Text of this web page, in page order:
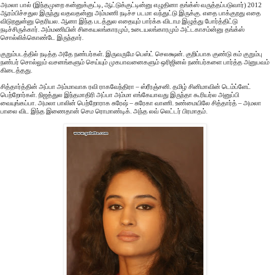
அமலா பால் (இந்தமுறை கன்னுக்குட்டி, ஆட்டுக்குட்டின்னு எழுதினா தங்க்ஸ் வருத்தப்படுவார்) 2012
ஆரம்பிச்சதுல இருந்து வதவதன்னு அம்மணி நடிச்ச படமா வந்துட்டு இருக்கு. எதை பாக்குறது எதை
விடுறதுன்னு தெரியல. ஆனா இந்த படத்துல எதையும் பார்க்க விடாம இழுத்து போர்த்திட்டு
நடிச்சிருக்கார். அம்மணியின் சிகையலங்காரமும், உடையலங்காரமும் அட்டகாசம்ன்னு தங்க்ஸ்
சொல்லிக்கொண்டே இருந்தார்.
குறும்படத்தில் நடித்த அதே நண்பர்கள். இருவருமே பெஸ்ட் செலக்ஷன். குறிப்பாக குண்டு கம் குறும்பு
நண்பர் சொல்லும் வசனங்களும் செய்யும் முகபாவனைகளும் ஒரிஜினல் நண்பர்களை பார்த்த அனுபவம்
கிடைத்தது.
சித்தார்த்தின் அப்பா அம்மாவாக ரவி ராகவேந்திரா – ஸ்ரீரஞ்சனி. தமிழ் சினிமாவின் டெம்ப்ளேட்
பெற்றோர்கள். நிஜத்துல இந்தமாதிரி அப்பா அம்மா எங்கேயாவது இருந்தா கூரியர்ல அனுப்பி
வையுங்கப்பா. அமலா பாலின் பெற்றோராக சுரேஷ் – சுரேகா வாணி. உண்மையிலே சித்தார்த் – அமலா
பாலை விட இந்த இணைதான் செம ரொமாண்டிக். அந்த லவ் லெட்டர் பிரமாதம்.